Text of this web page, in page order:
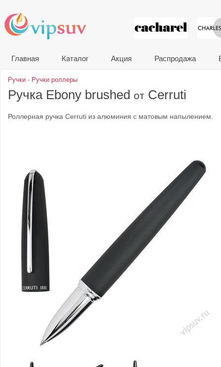
VIP
Главная Каталог Акция Распродажа
Ручки - Ручки роллеры
Ручка Ebony brushed от Cerruti
Роллерная ручка Cerruti из алюминия с матовым напылением.